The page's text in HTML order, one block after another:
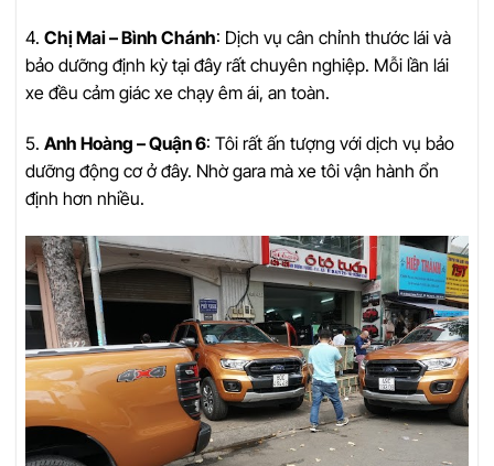
4. Chị Mai – Bình Chánh: Dịch vụ cân chỉnh thước lái và
bảo dưỡng định kỳ tại đây rất chuyên nghiệp. Mỗi lần lái
xe đều cảm giác xe chạy êm ái, an toàn.
5. Anh Hoàng – Quận 6: Tôi rất ấn tượng với dịch vụ bảo
dưỡng động cơ ở đây. Nhờ gara mà xe tôi vận hành ổn
định hơn nhiều.